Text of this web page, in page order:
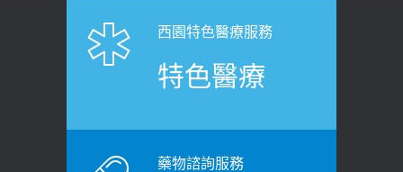
健康肛門痛都是痔瘡?醫談瘍瘍瘻管與肛
裂差異 逾50歲民眾可做1事
原則避免血糖血壓飆高
「落枕」不要大力按脖子！ 1招「伸
展運動」預防落枕
老後睡不好、夜間易跌倒
西園特色醫療服務
特色醫療
藥物諮詢服務